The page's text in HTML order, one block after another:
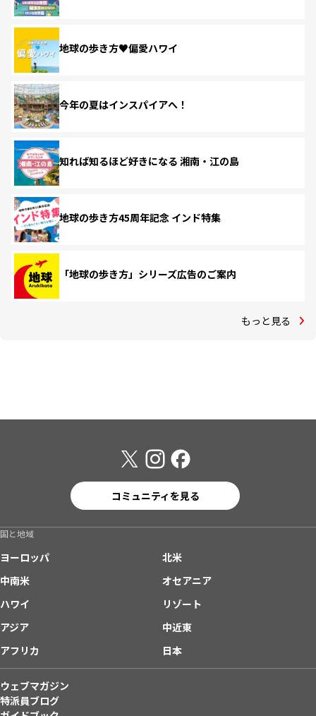
地球の歩き方♥偏愛ハワイ
今年の夏はインスパイアへ！
知れば知るほど好きになる 湘南・江の島
地球の歩き方45周年記念 インド特集
「地球の歩き方」シリーズ広告のご案内
もっと見る
コミュニティを見る
国と地域
ヨーロッパ
北米
中南米
オセアニア
ハワイ
リゾート
アジア
中近東
アフリカ
日本
ウェブマガジン
特派員ブログ